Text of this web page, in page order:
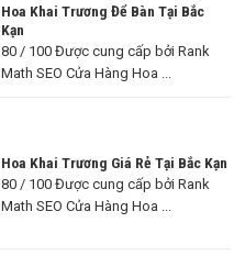
Hoa Khai Trương Để Bàn Tại Bắc
Kạn
80 / 100 Được cung cấp bởi Rank
Math SEO Cửa Hàng Hoa ...
Hoa Khai Trương Giá Rẻ Tại Bắc Kạn
80 / 100 Được cung cấp bởi Rank
Math SEO Cửa Hàng Hoa ...